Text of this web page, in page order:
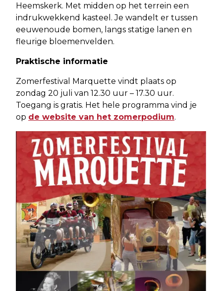
Heemskerk. Met midden op het terrein een
indrukwekkend kasteel. Je wandelt er tussen
eeuwenoude bomen, langs statige lanen en
fleurige bloemenvelden.
Praktische informatie
Zomerfestival Marquette vindt plaats op
zondag 20 juli van 12.30 uur – 17.30 uur.
Toegang is gratis. Het hele programma vind je
op de website van het zomerpodium.